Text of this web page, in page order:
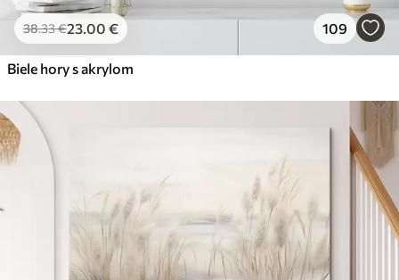
38.33€23.00 € 109
Biele hory s akrylom